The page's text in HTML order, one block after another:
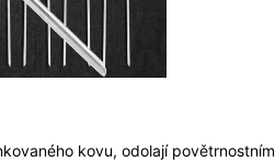
kovu, odolají povětrnostním